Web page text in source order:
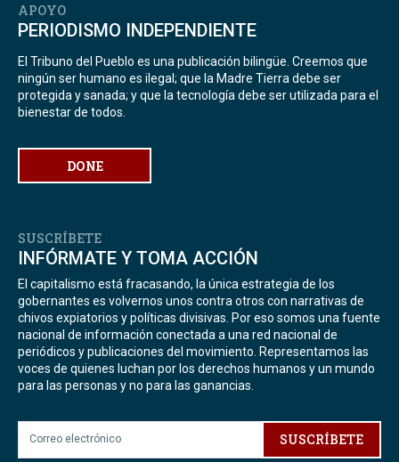
APOYO
PERIODISMO INDEPENDIENTE
El Tribuno del Pueblo es una publicación bilingüe. Creemos que
ningún ser humano es ilegal; que la Madre Tierra debe ser
protegida y sanada; y que la tecnología debe ser utilizada para el
bienestar de todos.
DONE
SUSCRÍBETE
INFÓRMATE Y TOMA ACCIÓN
El capitalismo está fracasando, la única estrategia de los
gobernantes es volvernos unos contra otros con narrativas de
chivos expiatorios y políticas divisivas. Por eso somos una fuente
nacional de información conectada a una red nacional de
periódicos y publicaciones del movimiento. Representamos las
voces de quienes luchan por los derechos humanos y un mundo
para las personas y no para las ganancias.
SUSCRÍBETE